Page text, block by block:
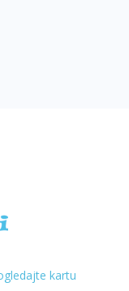
kartu